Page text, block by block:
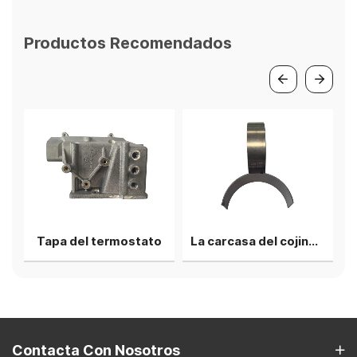
Productos Recomendados
Tapa del termostato La carcasa del cojinete de biela superior
Contacta Con Nosotros